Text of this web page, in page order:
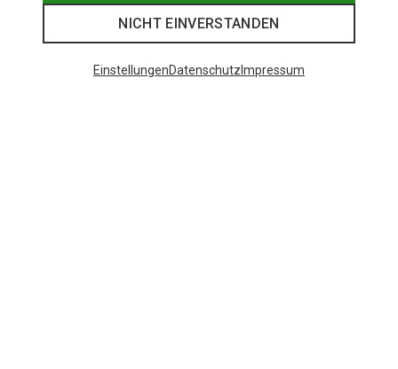
NICHT EINVERSTANDEN
EinstellungenDatenschutz Impressum